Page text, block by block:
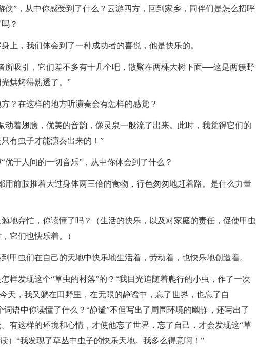
侠”，从中你感受到了什么？云游四方，回到家乡，同伴们是怎么招呼
？
上，我们体会到了一种成功者的喜悦，他是快乐的。
所吸引，它们差不多有十几个吧，散聚在两棵大树下面──这是两簇野
烘烤得熟透了。”
？在这样的地方听演奏会有怎样的感觉？
动着翅膀，优美的音韵，像灵泉一般流了出来。此时，我觉得它们的
有虫子才能演奏出来的！”
优于人间的一切音乐”，从中你体会到了什么？
用前肢推着大过身体两三倍的食物，行色匆匆地赶着路。是什么力量
地奔忙，你读懂了吗？（生活的快乐，以及对家庭的责任，促使甲虫
它们也快乐着。）
甲虫们在自己的天地中快乐地生活着，劳动着，也快乐地创造着。
样发现这个“草虫的村落”的？“我目光追随着爬行的小虫，作了一次
天，我又躺在田野里，在无限的静谧中，忘了世界，也忘了自
词语中你读懂了什么？“静谧”不但写出了周围环境的幽静，还写出了
有这样的环境和心情，才使他忘了世界，忘了自己，才会发现这“草
）“我发现了草丛中虫子的快乐天地。我多么得意啊！”